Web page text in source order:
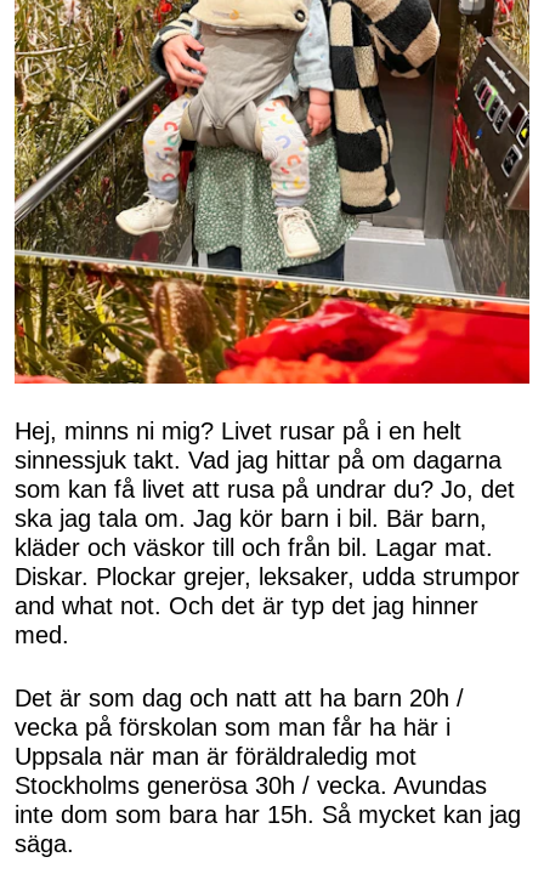
Hej, minns ni mig? Livet rusar på i en helt
sinnessjuk takt. Vad jag hittar på om dagarna
som kan få livet att rusa på undrar du? Jo, det
ska jag tala om. Jag kör barn i bil. Bär barn,
kläder och väskor till och från bil. Lagar mat.
Diskar. Plockar grejer, leksaker, udda strumpor
and what not. Och det är typ det jag hinner
med.
Det är som dag och natt att ha barn 20h /
vecka på förskolan som man får ha här i
Uppsala när man är föräldraledig mot
Stockholms generösa 30h / vecka. Avundas
inte dom som bara har 15h. Så mycket kan jag
säga.